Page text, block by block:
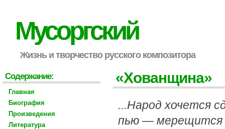
Мусоргский
Жизнь и творчество русского композитора
«Хованщина»
...Народ хочется
пью — мерещится
Содержание:
Главная
Биография
Произведения
Литература